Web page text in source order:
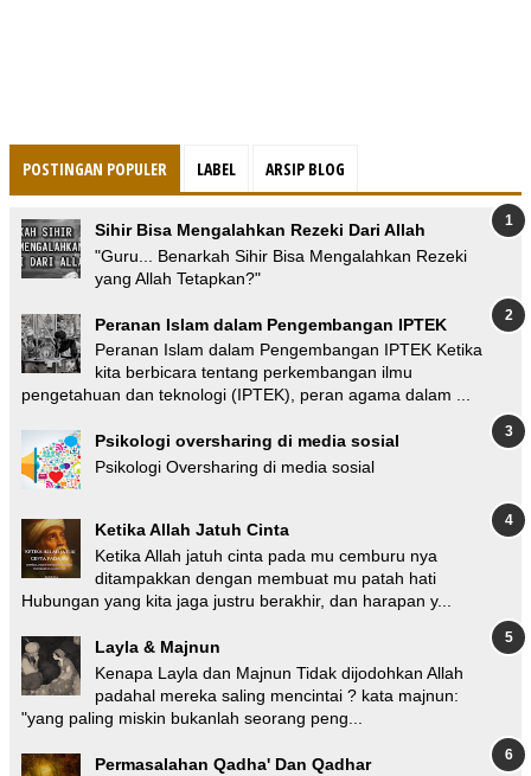
POSTINGAN POPULER LABEL ARSIP BLOG
Sihir Bisa Mengalahkan Rezeki Dari Allah
"Guru... Benarkah Sihir Bisa Mengalahkan Rezeki
yang Allah Tetapkan?"
Peranan Islam dalam Pengembangan IPTEK
Peranan Islam dalam Pengembangan IPTEK Ketika
kita berbicara tentang perkembangan ilmu
pengetahuan dan teknologi (IPTEK), peran agama dalam ...
Psikologi oversharing di media sosial
Psikologi Oversharing di media sosial
Ketika Allah Jatuh Cinta
Ketika Allah jatuh cinta pada mu cemburu nya
ditampakkan dengan membuat mu patah hati
Hubungan yang kita jaga justru berakhir, dan harapan y...
Layla & Majnun
Kenapa Layla dan Majnun Tidak dijodohkan Allah
padahal mereka saling mencintai ? kata majnun:
"yang paling miskin bukanlah seorang peng...
Permasalahan Qadha' Dan Qadhar